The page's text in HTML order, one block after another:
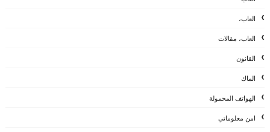
العاب،
العاب، مقالات
القانون
الماك
الهواتف المحمولة
امن معلوماتي